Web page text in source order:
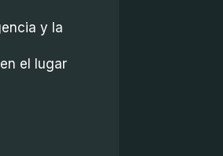
y la
el lugar